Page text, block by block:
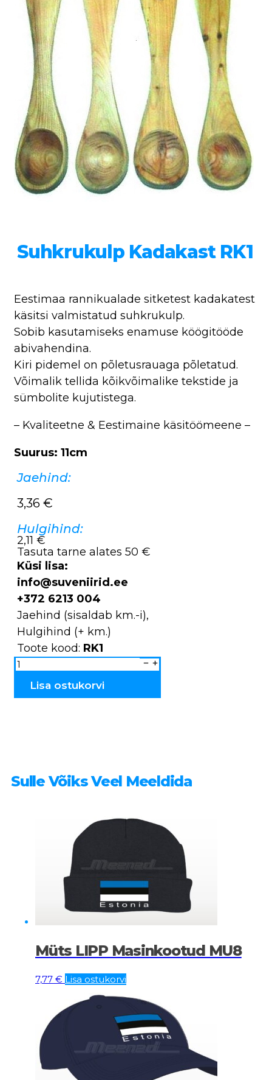
Suhkrukulp Kadakast RK1
Eestimaa rannikualade sitketest kadakatest
käsitsi valmistatud suhkrukulp.
Sobib kasutamiseks enamuse köögitööde
abivahendina.
Kiri pidemel on põletusrauaga põletatud.
Võimalik tellida kõikvõimalike tekstide ja
sümbolite kujutistega.
– Kvaliteetne & Eestimaine käsitöömeene –
Suurus: 11cm
Jaehind:
3,36 €
Hulgihind:
2,11 €
Tasuta tarne alates 50 €
Küsi lisa:
info@suveniirid.ee
+372 6213 004
Jaehind (sisaldab km.-i),
Hulgihind (+ km.)
Toote kood: RK1
Suhkrukulp
kadakast
RK1
Lisa ostukorvi
Sulle Võiks Veel Meeldida
Müts LIPP Masinkootud MU8
7,77 € Lisa ostukorvi